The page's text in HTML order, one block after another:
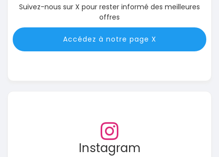
Suivez-nous sur X pour rester informé des meilleures
offres
Accédez à notre page X
Instagram